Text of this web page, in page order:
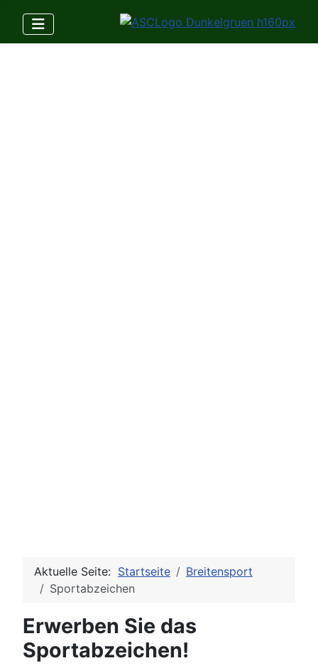
Aktuelle Seite: Startseite
Breitensport
Sportabzeichen
Erwerben Sie das
Sportabzeichen!